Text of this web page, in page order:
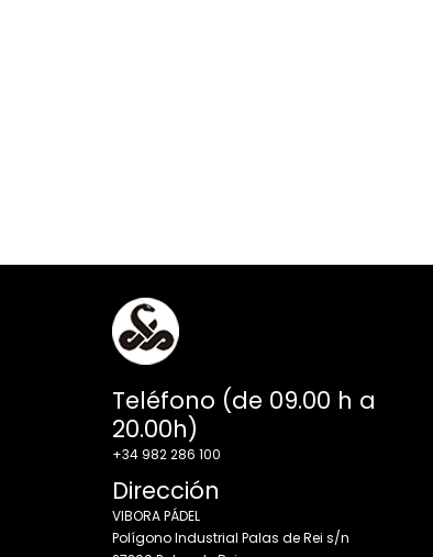
Teléfono (de 09.00 h a
20.00h)
+34 982 286 100
Dirección
VIBORA PÁDEL
Polígono Industrial Palas de Rei s/n